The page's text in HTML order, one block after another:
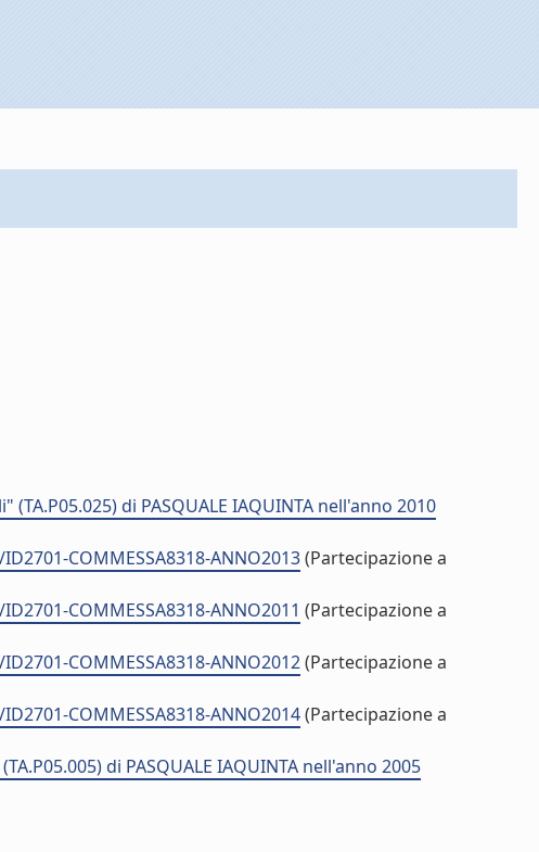
di PASQUALE IAQUINTA nell'anno 2010
COMMESSA8318-ANNO2013(Partecipazione a
COMMESSA8318-ANNO2011 (Partecipazione a
COMMESSA8318-ANNO2012(Partecipazione a
COMMESSA8318-ANNO2014(Partecipazione a
di PASQUALE IAQUINTA nell'anno 2005